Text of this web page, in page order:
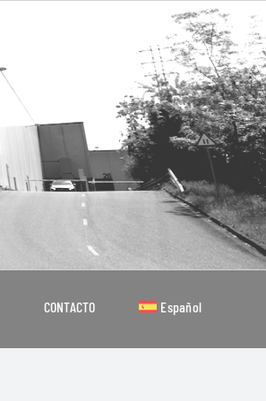
CONTACTO Español